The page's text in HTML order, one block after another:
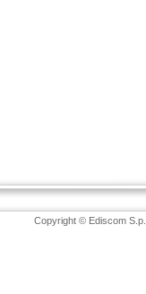
Copyright © Ediscom